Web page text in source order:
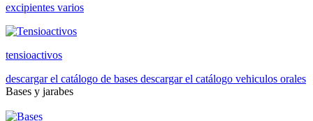
excipientes varios
tensioactivos
descargar el catálogo de bases descargar el catálogo vehiculos orales
Bases y jarabes